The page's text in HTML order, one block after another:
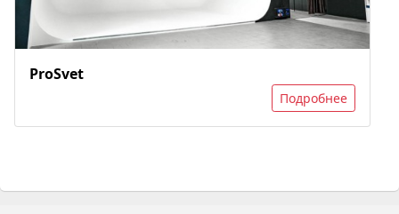
ProSvet
Подробнее